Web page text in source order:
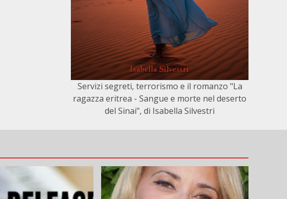
Servizi segreti, terrorismo e il romanzo "La
ragazza eritrea - Sangue e morte nel deserto
del Sinai", di Isabella Silvestri